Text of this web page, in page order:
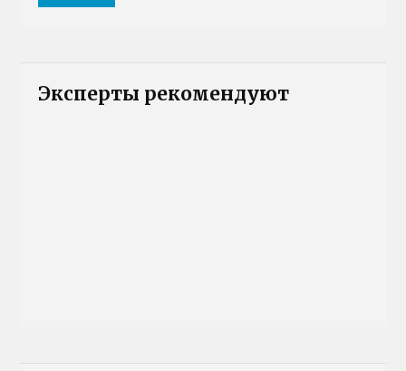
Эксперты рекомендуют